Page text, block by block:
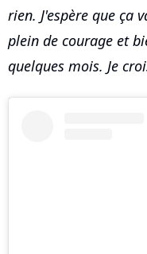
rien. J'espère que ça
plein de courage et
quelques mois. Je